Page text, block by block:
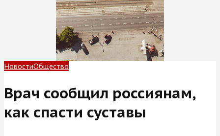
НовостиОбщество
Врач сообщил россиянам,
как спасти суставы